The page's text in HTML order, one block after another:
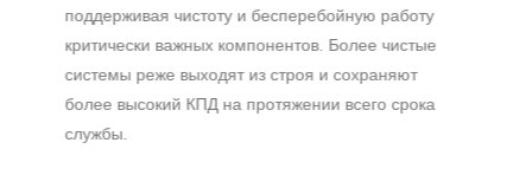
поддерживая чистоту и бесперебойную работу
критически важных компонентов. Более чистые
системы реже выходят из строя и сохраняют
более высокий КПД на протяжении всего срока
службы.